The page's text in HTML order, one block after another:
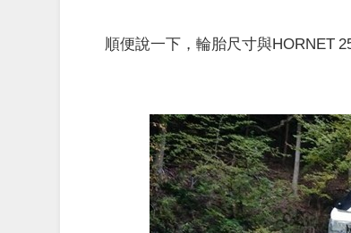
順便說一下，輪胎尺寸與HORNET